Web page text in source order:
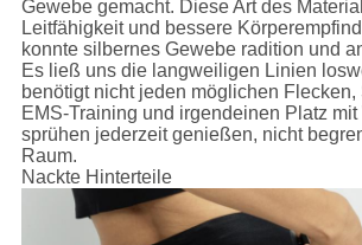
Gewebe gemacht. Diese Art des
Leitfähigkeit und bessere
konnte silbernes Gewebe radition und
Es ließ uns die langweiligen Linien
benötigt nicht jeden möglichen
EMS-Training und irgendeinen Platz mit
sprühen jederzeit genießen, nicht
Raum.
Nackte Hinterteile